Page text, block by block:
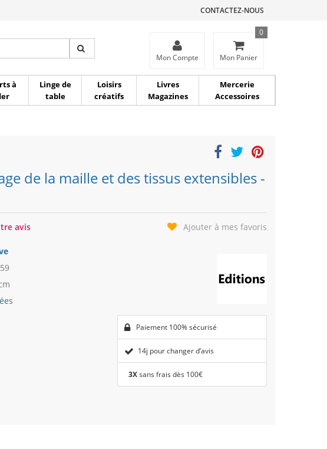
CONTACTEZ-NOUS
Mon Compte Mon Panier
0
à
Linge de
table
Loisirs
créatifs
Livres
Magazines
Mercerie
Accessoires
de la maille et des tissus extensibles -
avis Ajouter à mes favoris
Paiement 100% sécurisé
14j pour changer d’avis
3Xsans frais dès 100€